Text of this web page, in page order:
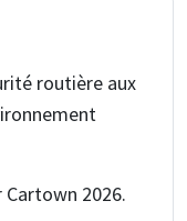
routière aux
2026.